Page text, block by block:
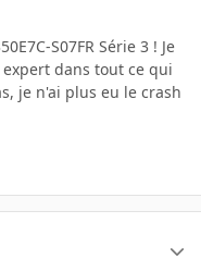
S07FR Série 3 ! Je
dans tout ce qui
je n'ai plus eu le crash